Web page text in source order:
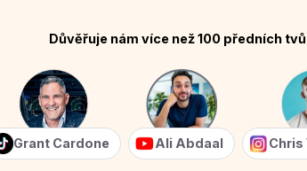
Důvěřuje nám více než 100 předních
Grant Cardone Ali Abdaal Chris